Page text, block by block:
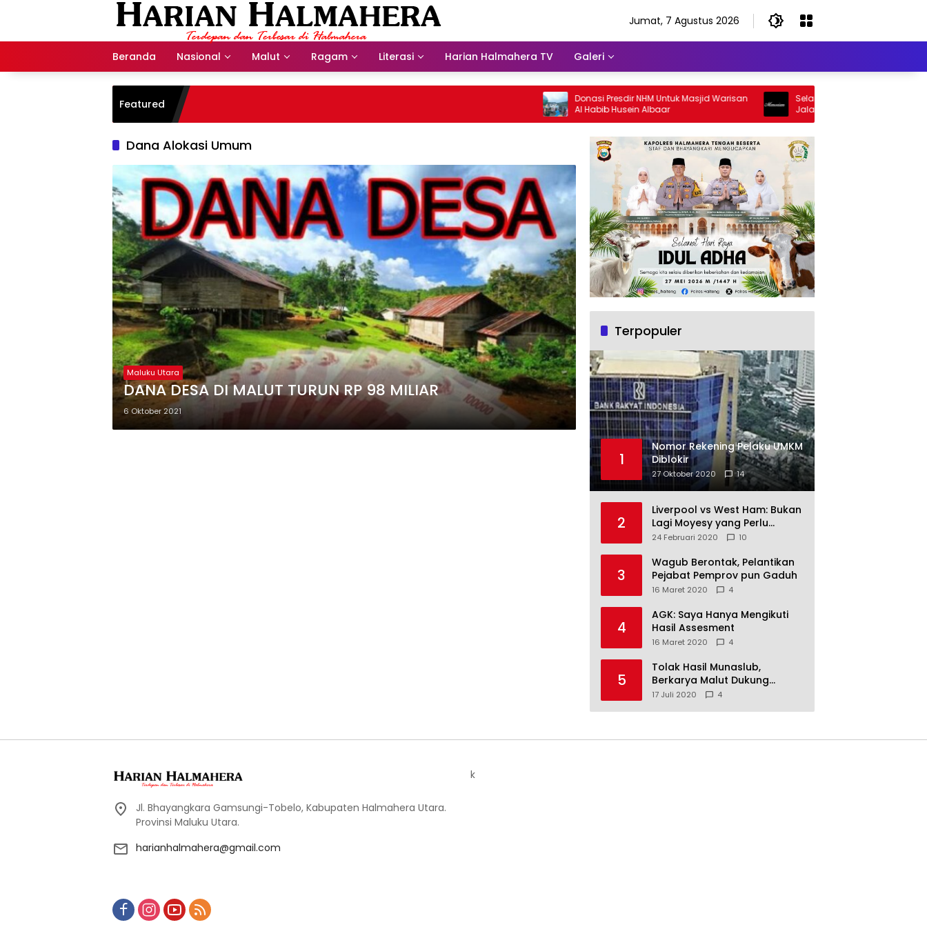
Jumat, 7 Agustus 2026
Beranda Nasional Malut Ragam Literasi Harian Halmahera TV Galeri
Featured
Donasi Presdir NHM Untuk Masjid Warisan
Al Habib Husein Albaar
Selamat Jalan Sang Inspirator,
Jalan Abangku Yuslam Idris
Dana Alokasi Umum
Maluku Utara
DANA DESA DI MALUT TURUN RP 98 MILIAR
6 Oktober 2021
Terpopuler
1
Nomor Rekening Pelaku UMKM
Diblokir
27 Oktober 2020 14
2
Liverpool vs West Ham: Bukan
Lagi Moyesy yang Perlu
Ditakuti
24 Februari 2020 10
3
Wagub Berontak, Pelantikan
Pejabat Pemprov pun Gaduh
16 Maret 2020 4
4
AGK: Saya Hanya Mengikuti
Hasil Assesment
16 Maret 2020 4
5
Tolak Hasil Munaslub,
Berkarya Malut Dukung
Tommy Soeharto
17 Juli 2020 4
Jl. Bhayangkara Gamsungi-Tobelo, Kabupaten Halmahera Utara.
Provinsi Maluku Utara.
harianhalmahera@gmail.com
k